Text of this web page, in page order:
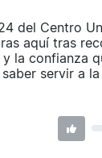
del Centro
aquí tras
la confianza
servir a